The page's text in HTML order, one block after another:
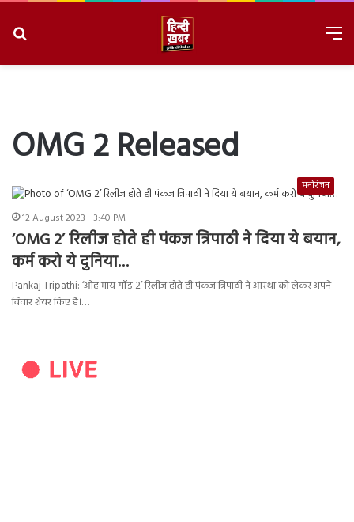
OMG 2 Released
मनोरंजन
12 August 2023 - 3:40 PM
‘OMG 2’ रिलीज होते ही पंकज त्रिपाठी ने दिया ये बयान,
कर्म करो ये दुनिया…
Pankaj Tripathi: ‘ओह माय गॉड 2’ रिलीज होते ही पंकज त्रिपाठी ने आस्था को लेकर अपने
विचार शेयर किए है।…